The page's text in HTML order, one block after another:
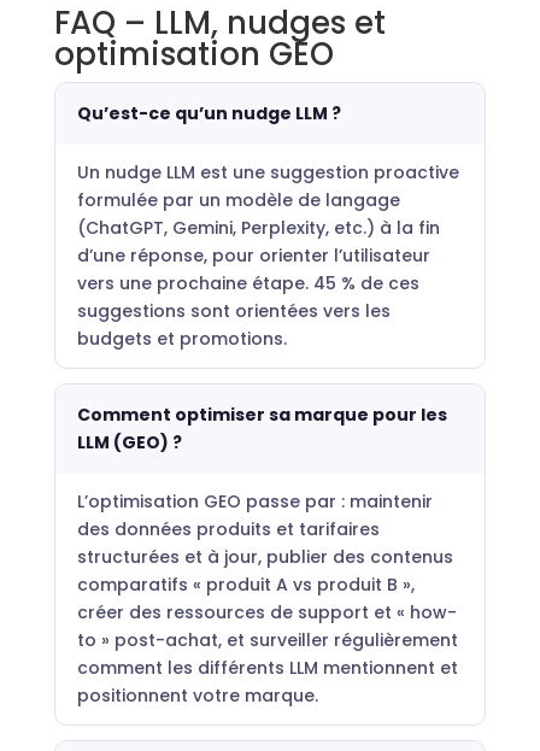
FAQ – LLM, nudges et
optimisation GEO
Qu’est-ce qu’un nudge LLM ?
Un nudge LLM est une suggestion proactive
formulée par un modèle de langage
(ChatGPT, Gemini, Perplexity, etc.) à la fin
d’une réponse, pour orienter l’utilisateur
vers une prochaine étape. 45 % de ces
suggestions sont orientées vers les
budgets et promotions.
Comment optimiser sa marque pour les
LLM (GEO) ?
L’optimisation GEO passe par : maintenir
des données produits et tarifaires
structurées et à jour, publier des contenus
comparatifs « produit A vs produit B »,
créer des ressources de support et « how-
to » post-achat, et surveiller régulièrement
comment les différents LLM mentionnent et
positionnent votre marque.